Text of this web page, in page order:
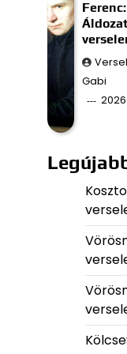
Ferenc:
Gabi